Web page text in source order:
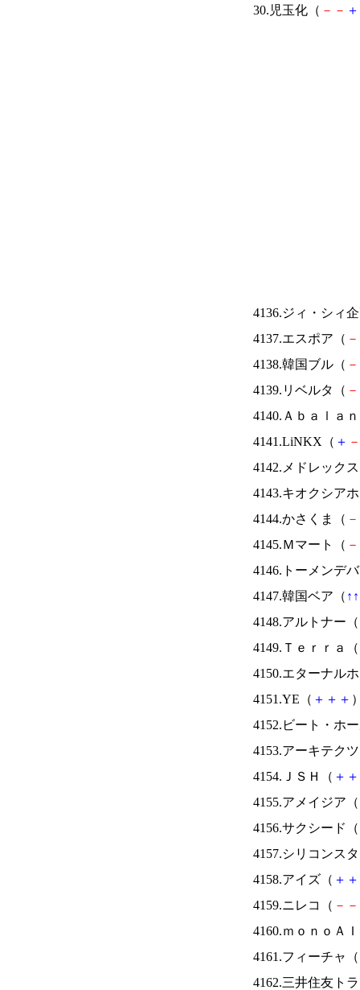
30.児玉化（ － － ＋
4136.ジィ・シィ
4137.エスポア（ －
4138.韓国ブル（ －
4139.リベルタ（ －
4140.Ａｂａｌａ
4141.LiNKX（ ＋ －
4142.メドレック
4143.キオクシア
4144.かさくま（ －
4145.Ｍマート（ －
4146.トーメンデ
4147.韓国ベア（ ↑ ↑
4148.アルトナー（
4149.Ｔｅｒｒａ（
4150.エターナル
4151.YE（ ＋ ＋ ＋
4152.ビート・ホ
4153.アーキテク
4154.ＪＳＨ（ ＋ ＋
4155.アメイジア（
4156.サクシード（
4157.シリコンス
4158.アイズ（ ＋ ＋
4159.ニレコ（ － －
4160.ｍｏｎｏＡ
4161.フィーチャ（
4162.三井住友ト